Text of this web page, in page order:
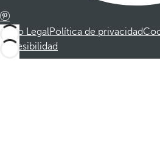
Aviso LegalPolítica de privacidad
Accesibilidad